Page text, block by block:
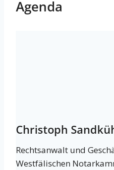
Agenda
Christoph
Rechtsanwalt und
Westfälischen